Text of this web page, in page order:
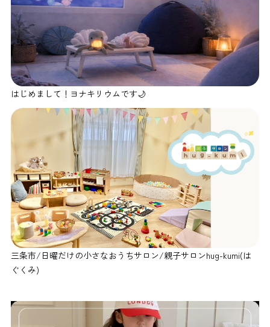
はじめまして！ヨナキリウムです🌙
三条市/日曜だけの小さなおうちサロン/親子サロンhug-kumi(は
ぐくみ)